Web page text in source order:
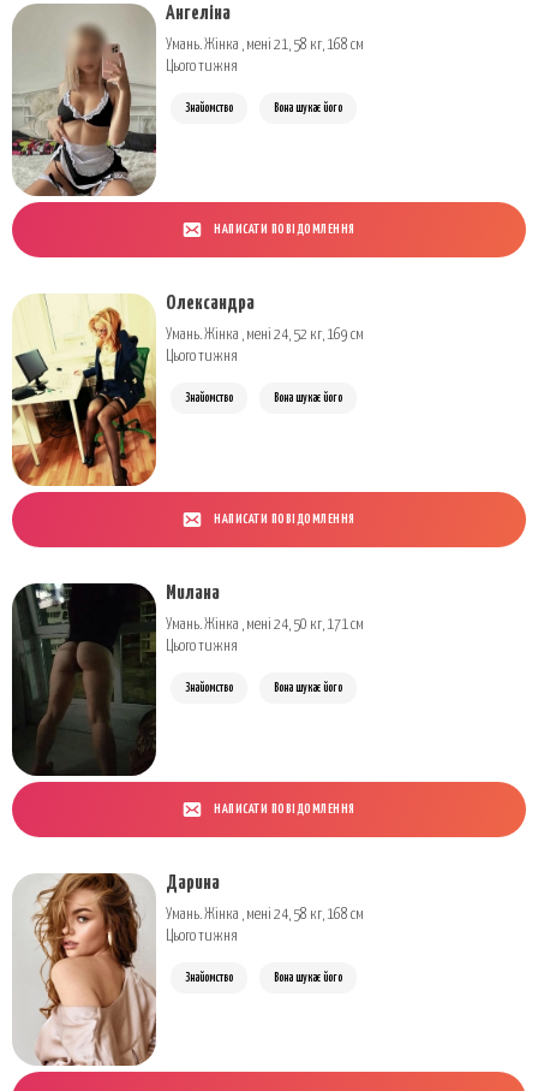
Ангеліна
Умань. Жінка , мені 21, 58 кг, 168 см
Цього тижня
Знайомство Вона шукає його
НАПИСАТИ ПОВІДОМЛЕННЯ
Олександра
Умань. Жінка , мені 24, 52 кг, 169 см
Цього тижня
Знайомство Вона шукає його
НАПИСАТИ ПОВІДОМЛЕННЯ
Милана
Умань. Жінка , мені 24, 50 кг, 171 см
Цього тижня
Знайомство Вона шукає його
НАПИСАТИ ПОВІДОМЛЕННЯ
Дарина
Умань. Жінка , мені 24, 58 кг, 168 см
Цього тижня
Знайомство Вона шукає його